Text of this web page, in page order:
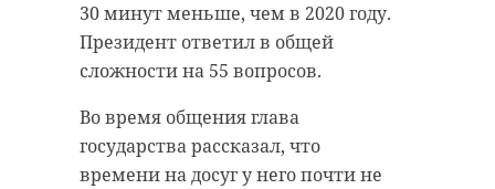
30 минут меньше, чем в 2020 году.
Президент ответил в общей
сложности на 55 вопросов.
Во время общения глава
государства рассказал, что
времени на досуг у него почти не